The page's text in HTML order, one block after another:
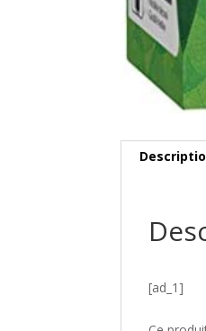
[ad_1]